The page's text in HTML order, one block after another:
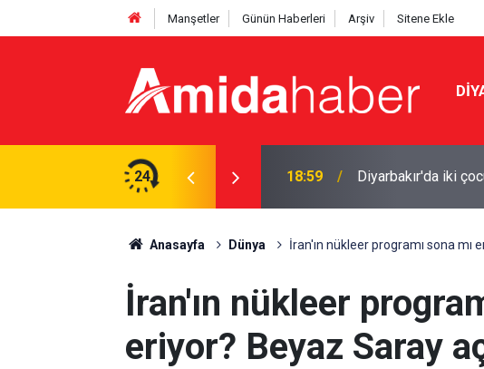
Manşetler Günün Haberleri Arşiv Sitene Ekle
24 18:59 Diyarbakır'da iki
Anasayfa Dünya İran'ın nükleer programı sona mı
İran'ın nükleer
eriyor? Beyaz Saray